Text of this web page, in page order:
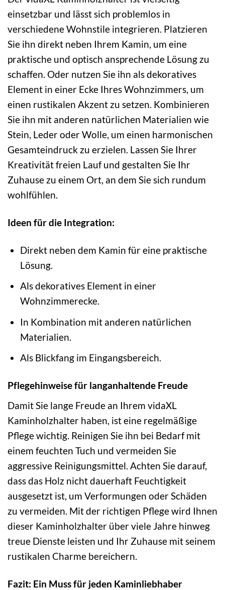
einsetzbar und lässt sich problemlos in
verschiedene Wohnstile integrieren. Platzieren
Sie ihn direkt neben Ihrem Kamin, um eine
praktische und optisch ansprechende Lösung zu
schaffen. Oder nutzen Sie ihn als dekoratives
Element in einer Ecke Ihres Wohnzimmers, um
einen rustikalen Akzent zu setzen. Kombinieren
Sie ihn mit anderen natürlichen Materialien wie
Stein, Leder oder Wolle, um einen harmonischen
Gesamteindruck zu erzielen. Lassen Sie Ihrer
Kreativität freien Lauf und gestalten Sie Ihr
Zuhause zu einem Ort, an dem Sie sich rundum
wohlfühlen.
Ideen für die Integration:
Direkt neben dem Kamin für eine praktische
Lösung.
Als dekoratives Element in einer
Wohnzimmerecke.
In Kombination mit anderen natürlichen
Materialien.
Als Blickfang im Eingangsbereich.
Pflegehinweise für langanhaltende Freude
Damit Sie lange Freude an Ihrem vidaXL
Kaminholzhalter haben, ist eine regelmäßige
Pflege wichtig. Reinigen Sie ihn bei Bedarf mit
einem feuchten Tuch und vermeiden Sie
aggressive Reinigungsmittel. Achten Sie darauf,
dass das Holz nicht dauerhaft Feuchtigkeit
ausgesetzt ist, um Verformungen oder Schäden
zu vermeiden. Mit der richtigen Pflege wird Ihnen
dieser Kaminholzhalter über viele Jahre hinweg
treue Dienste leisten und Ihr Zuhause mit seinem
rustikalen Charme bereichern.
Fazit: Ein Muss für jeden Kaminliebhaber